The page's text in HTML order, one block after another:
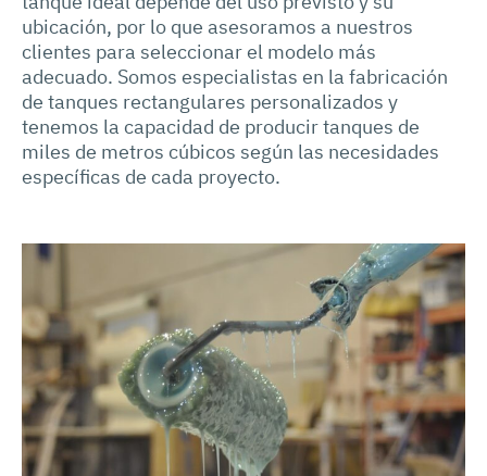
ubicación, por lo que asesoramos a nuestros
clientes para seleccionar el modelo más
adecuado. Somos especialistas en la fabricación
de tanques rectangulares personalizados y
tenemos la capacidad de producir tanques de
miles de metros cúbicos según las necesidades
específicas de cada proyecto.